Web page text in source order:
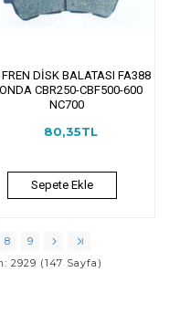
DİSK BALATASI FA388
CBR250-CBF500-600
NC700
80,35TL
Sepete Ekle
8
9
2929 (147 Sayfa)